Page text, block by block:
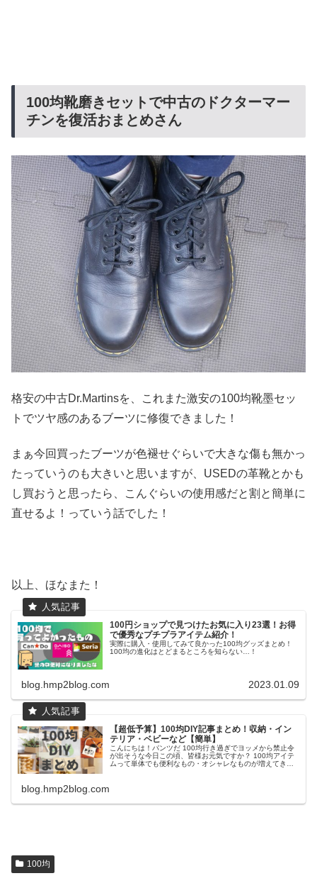
100均靴磨きセットで中古のドクターマー
チンを復活おまとめさん
格安の中古Dr.Martinsを、これまた激安の100均靴墨セッ
トでツヤ感のあるブーツに修復できました！
まぁ今回買ったブーツが色褪せぐらいで大きな傷も無かっ
たっていうのも大きいと思いますが、USEDの革靴とかも
し買おうと思ったら、こんぐらいの使用感だと割と簡単に
直せるよ！っていう話でした！
以上、ほなまた！
100円ショップで見つけたお気に入り23選！お得
で優秀なプチプラアイテム紹介！
実際に購入・使用してみて良かった100均グッズまとめ！
100均の進化はとどまるところを知らない…！
blog.hmp2blog.com 2023.01.09
【超低予算】100均DIY記事まとめ！収納・イン
テリア・ベビーなど【簡単】
こんにちは！パンツだ 100均行き過ぎでヨッメから禁止令
が出そうな今日この頃、皆様お元気ですか？ 100均アイテ
ムって単体でも便利なもの・オシャレなものが増えてきて
blog.hmp2blog.com
100均